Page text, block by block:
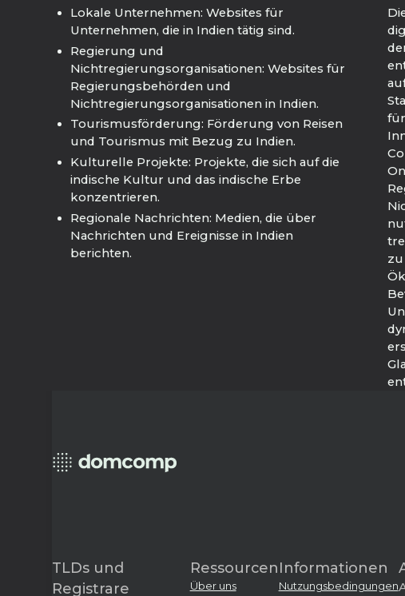
Lokale Unternehmen: Websites für
Unternehmen, die in Indien tätig sind.
Regierung und
Nichtregierungsorganisationen: Websites für
Regierungsbehörden und
Nichtregierungsorganisationen in Indien.
Tourismusförderung: Förderung von Reisen
und Tourismus mit Bezug zu Indien.
Kulturelle Projekte: Projekte, die sich auf die
indische Kultur und das indische Erbe
konzentrieren.
Regionale Nachrichten: Medien, die über
Nachrichten und Ereignisse in Indien
berichten.
TLDs und
Registrare
Ressourcen
Über uns
Informationen
Nutzungsbedingungen